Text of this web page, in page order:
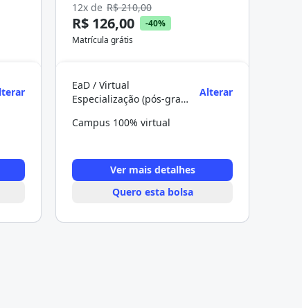
12x de R$ 210,00
R$ 126,00
-40%
Matrícula grátis
EaD / Virtual
Especialização (pós-graduação)
Alterar
Campus 100% virtual
Ver mais detalhes
Quero esta bolsa